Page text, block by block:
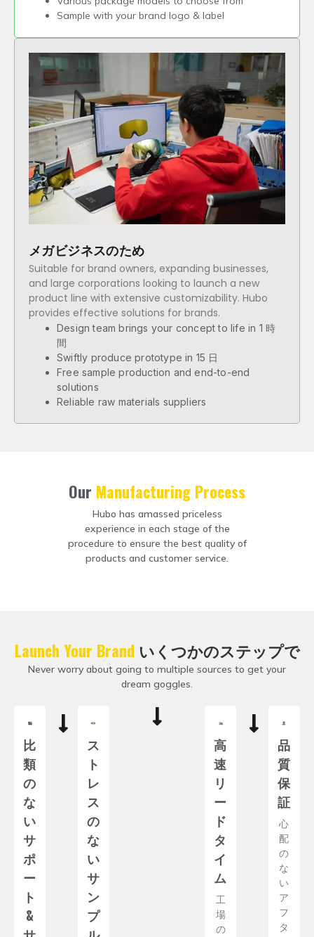
Sample with your brand logo & label
メガビジネスのため
Suitable for brand owners, expanding businesses,
and large corporations looking to launch a new
product line with extensive customizability. Hubo
provides effective solutions for brands.
Design team brings your concept to life in 1 時
間
Swiftly produce prototype in 15 日
Free sample production and end-to-end
solutions
Reliable raw materials suppliers
Our Manufacturing Process
Hubo has amassed priceless
experience in each stage of the
procedure to ensure the best quality of
products and customer service.
Launch Your Brand いくつかのステップで
Never worry about going to multiple sources to get your
dream goggles.
比
類
の
な
い
サ
ポ
ー
ト
&
ス
ト
レ
ス
の
な
い
サ
ン
プ
高
速
リ
ー
ド
タ
イ
ム
工
場
の
品
質
保
証
心
配
の
な
い
ア
フ
タ